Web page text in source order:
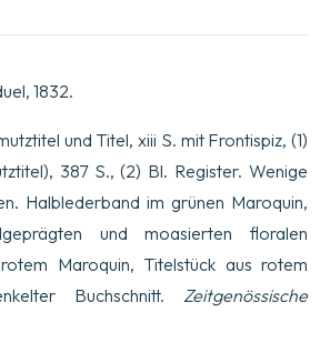
1832.
und Titel, xiii S. mit Frontispiz, (1)
387 S., (2) Bl. Register. Wenige
Halblederband im grünen Maroquin,
und moasierten floralen
Maroquin, Titelstück aus rotem
Buchschnitt. Zeitgenössische